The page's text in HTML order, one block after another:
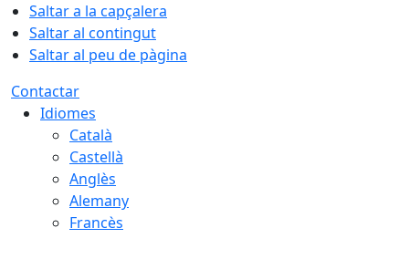
Saltar a la capçalera
Saltar al contingut
Saltar al peu de pàgina
Contactar
Idiomes
Català
Castellà
Anglès
Alemany
Francès